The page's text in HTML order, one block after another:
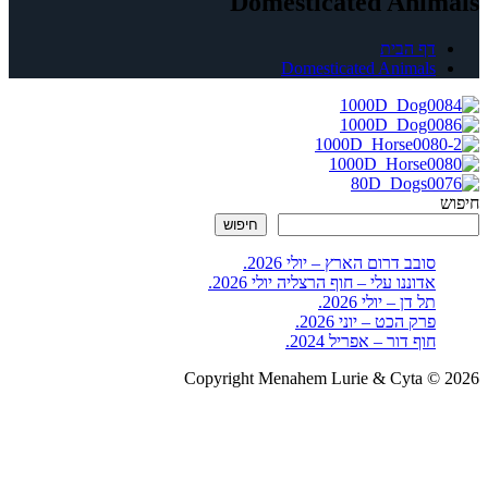
דף הבית
Domesticated Animals
חיפוש
חיפוש
סובב דרום הארץ – יולי 2026.
אדוננו עלי – חוף הרצליה יולי 2026.
תל דן – יולי 2026.
פרק הכט – יוני 2026.
חוף דור – אפריל 2024.
Copyright Menahem Lurie & Cyta © 2026